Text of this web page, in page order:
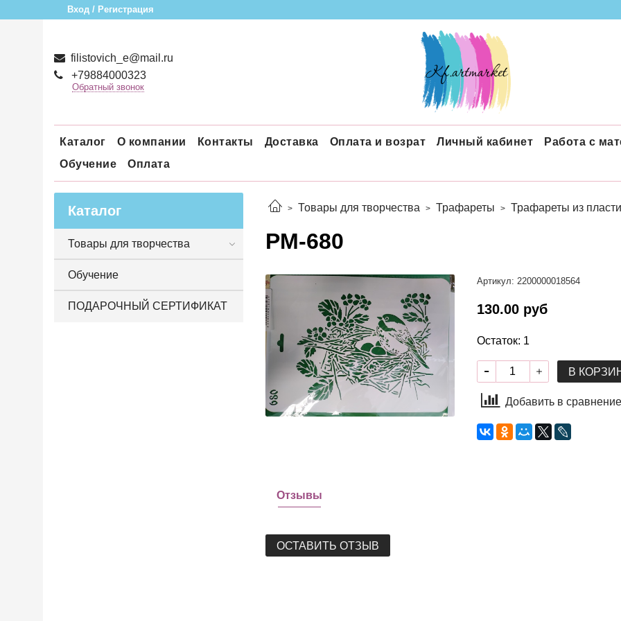
Вход / Регистрация
filistovich_e@mail.ru
+79884000323
Обратный звонок
Каталог О компании Контакты Доставка Оплата и возрат Личный кабинет
Работа с
Обучение
Оплата
Товары для творчества Трафареты Трафареты из
РМ-680
Артикул: 2200000018564
130.00 руб
Остаток: 1
В
Добавить в сравнение
Отзывы
ОСТАВИТЬ ОТЗЫВ
Каталог
Товары для творчества
Обучение
ПОДАРОЧНЫЙ СЕРТИФИКАТ